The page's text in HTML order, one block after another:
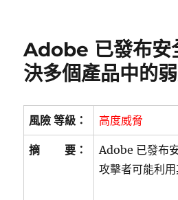
Adobe 已發布安
決多個產品中的
風險 等級： 高度威脅
摘 要：
Adobe 已發布
攻擊者可能利